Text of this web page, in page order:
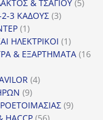
& ΤΣΑΓΙΟΥ 5
3 ΚΑΔΟΥΣ 33
11
προϊόν
ΗΛΕΚΤΡΙΚΟΙ 11
προϊόν
& ΕΞΑΡΤΗΜΑΤΑ 16
44
99
προϊόντα99
56